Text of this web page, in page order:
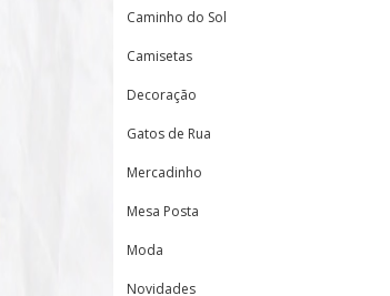
Caminho do Sol
Camisetas
Decoração
Gatos de Rua
Mercadinho
Mesa Posta
Moda
Novidades